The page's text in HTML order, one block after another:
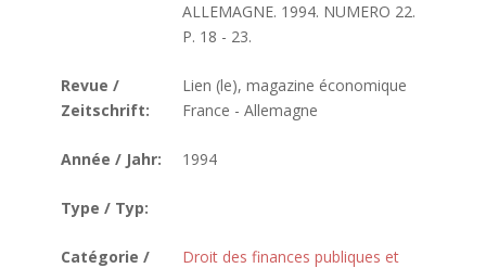
ALLEMAGNE. 1994. NUMERO 22.
P. 18 - 23.
Revue /
Zeitschrift:
Lien (le), magazine économique
France - Allemagne
Année / Jahr: 1994
Type / Typ:
Catégorie /
Droit des finances publiques et